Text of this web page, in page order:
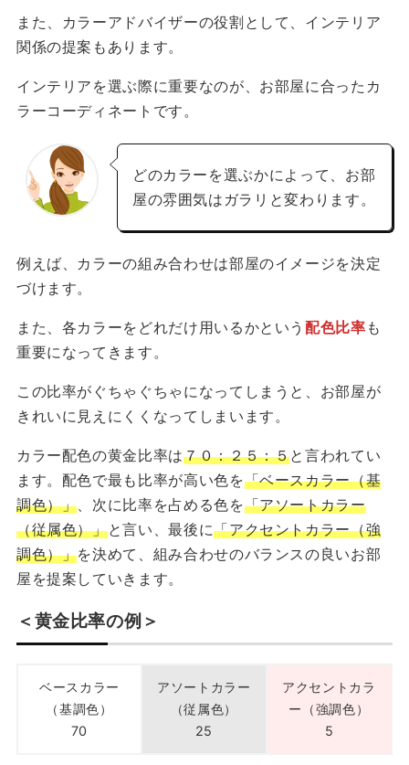
また、カラーアドバイザーの役割として、インテリア
関係の提案もあります。
インテリアを選ぶ際に重要なのが、お部屋に合ったカ
ラーコーディネートです。
どのカラーを選ぶかによって、お部
屋の雰囲気はガラリと変わります。
例えば、カラーの組み合わせは部屋のイメージを決定
づけます。
また、各カラーをどれだけ用いるかという配色比率 も
重要になってきます。
この比率がぐちゃぐちゃになってしまうと、お部屋が
きれいに見えにくくなってしまいます。
カラー配色の黄金比率は７０：２５：５と言われてい
ます。配色で最も比率が高い色を「ベースカラー（基
調色）」、次に比率を占める色を「アソートカラー
（従属色）」と言い、最後に「アクセントカラー（強
調色）」を決めて、組み合わせのバランスの良いお部
屋を提案していきます。
＜黄金比率の例＞
ベースカラー
（基調色）
70
アソートカラー
（従属色）
25
アクセントカラ
ー（強調色）
5